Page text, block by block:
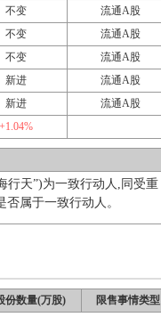
不变
流通A股
不变
流通A股
不变
流通A股
新进
流通A股
新进
流通A股
+1.04%
行天”)为一致行动人,同受重
属于一致行动人。
份数量(万股) 限售事情类型